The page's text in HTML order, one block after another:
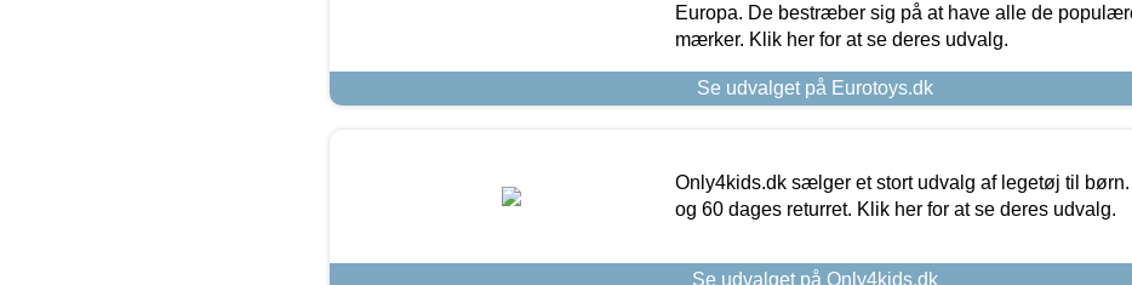
Europa. De bestræber sig på at have alle de
mærker. Klik her for at se deres udvalg.
Se udvalget på Eurotoys.dk
Only4kids.dk sælger et stort udvalg af legetøj til
og 60 dages returret. Klik her for at se deres udvalg.
Se udvalget på Only4kids.dk